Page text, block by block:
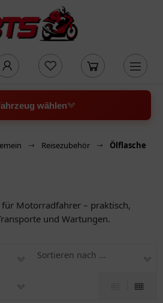
wählen
Reisezubehör Ölflasche
Motorradfahrer – praktisch,
und Wartungen.
Sortieren nach ...